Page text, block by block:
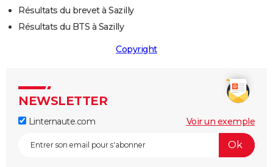
Résultats du brevet à Sazilly
Résultats du BTS à Sazilly
Copyright
NEWSLETTER
Linternaute.com Voir un exemple